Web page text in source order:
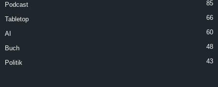
Podcast 85
Tabletop 66
AI 60
Buch 48
Politik 43